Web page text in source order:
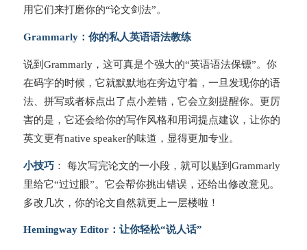
用它们来打磨你的“论文剑法”。
Grammarly：你的私人英语语法教练
说到Grammarly，这可真是个强大的“英语语法保镖”。你
在码字的时候，它就默默地在旁边守着，一旦发现你的语
法、拼写或者标点出了点小差错，它会立刻提醒你。更厉
害的是，它还会给你的写作风格和用词提点建议，让你的
英文更有native speaker的味道，显得更加专业。
小技巧： 每次写完论文的一小段，就可以贴到Grammarly
里给它“过过眼”。它会帮你挑出错误，还给出修改意见。
多改几次，你的论文自然就更上一层楼啦！
Hemingway Editor：让你轻松“说人话”